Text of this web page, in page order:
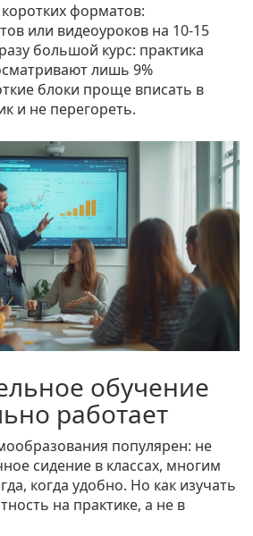
форматов:
или видеоуроков на 10-15
большой курс: практика
лишь 9%
блоки проще вписать в
и не перегореть.
обучение
работает
популярен: не
сидение в классах, многим
когда удобно. Но как изучать
на практике, а не в